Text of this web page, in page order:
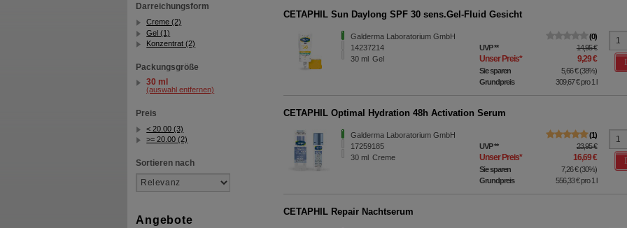
Darreichungsform
Creme (2)
Gel (1)
Konzentrat (2)
Packungsgröße
30 ml
(auswahl entfernen)
Preis
< 20.00 (3)
>= 20.00 (2)
Sortieren nach
Angebote
CETAPHIL Sun Daylong SPF 30 sens.Gel-Fluid Gesicht
Galderma Laboratorium GmbH
14237214
30 ml Gel
0
UVP** 14,95 €
Unser Preis* 9,29 €
Sie sparen 5,66 €(38%)
Grundpreis
309,67 €pro 1 l
CETAPHIL Optimal Hydration 48h Activation Serum
Galderma Laboratorium GmbH
17259185
30 ml Creme
1
UVP** 23,95 €
Unser Preis* 16,69 €
Sie sparen 7,26 €(30%)
Grundpreis
556,33 €pro 1 l
CETAPHIL Repair Nachtserum